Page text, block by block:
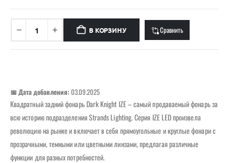
В КОРЗИНУ Сравнить
📅 Дата добавления: 03.09.2025
Квадратный задний фонарь Dark Knight IZE – самый продаваемый фонарь за
всю историю подразделения Strands Lighting. Серия IZE LED произвела
революцию на рынке и включает в себя прямоугольные и круглые фонари с
прозрачными, темными или цветными линзами, предлагая различные
функции для разных потребностей.